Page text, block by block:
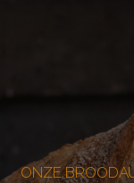
ONZE